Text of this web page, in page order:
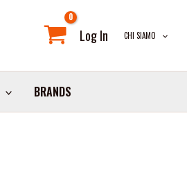
Log In CHI SIAMO
BRANDS